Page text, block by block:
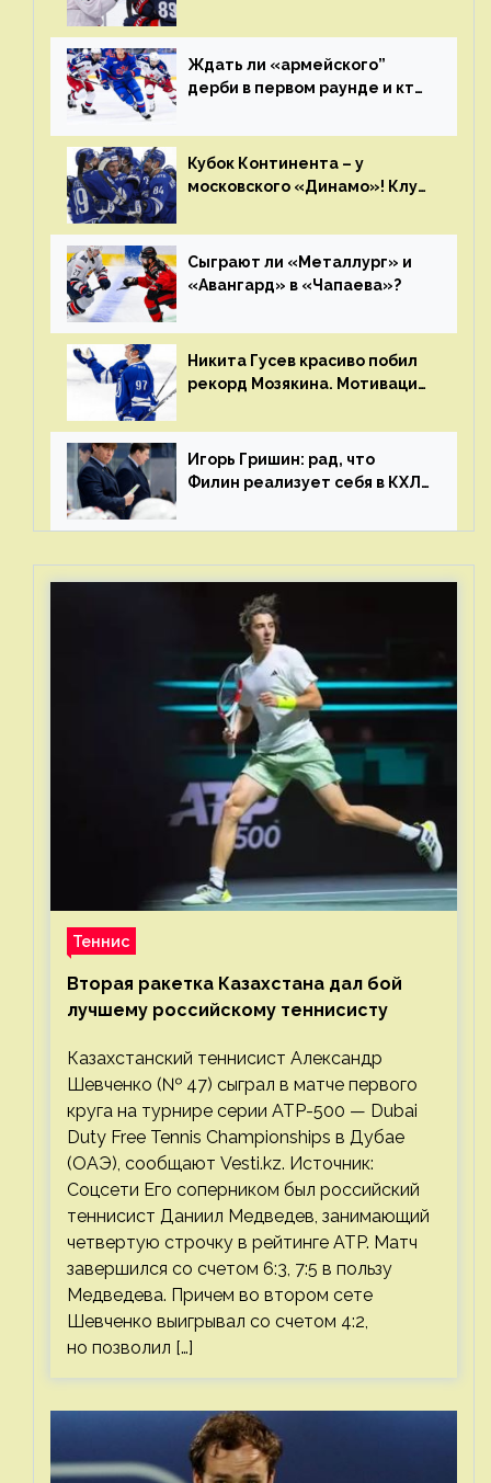
Ждать ли «армейского”
дерби в первом раунде и кто
Главные интриги последнего
дня «регулярки” КХЛ
Кубок Континента – у
московского «Динамо»! Клуб
сезон
Сыграют ли «Металлург» и
«Авангард» в «Чапаева»?
Никита Гусев красиво побил
рекорд Мозякина. Мотивации
много
Игорь Гришин: рад, что
Филин реализует себя в КХЛ
стали загонять его в рамки
Теннис
Вторая ракетка Казахстана дал бой
лучшему российскому теннисисту
Казахстанский теннисист Александр
Шевченко (№ 47) сыграл в матче первого
круга на турнире серии ATP-500 — Dubai
Duty Free Tennis Championships в Дубае
(ОАЭ), сообщают Vesti.kz. Источник:
Соцсети Его соперником был российский
теннисист Даниил Медведев, занимающий
четвертую строчку в рейтинге ATP. Матч
завершился со счетом 6:3, 7:5 в пользу
Медведева. Причем во втором сете
Шевченко выигрывал со счетом 4:2,
но позволил […]